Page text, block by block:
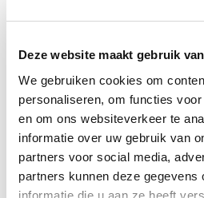
Deze website maakt gebruik
We gebruiken cookies om
personaliseren, om functies
en om ons websiteverkeer te
informatie over uw gebruik van
partners voor social media,
partners kunnen deze gegevens
informatie die u aan ze heeft
met veilige en snelle levering
klantenserviceteamstaat altijd
beantwoorden en je te
Kies voor gemak,
service bij elke bestelling.
Bijwww.edelmetalenHB.nlzijn